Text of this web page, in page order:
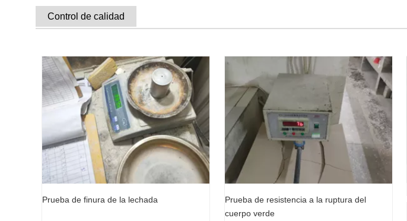
Control de calidad
Prueba de finura de la lechada
Prueba de resistencia a la ruptura del
cuerpo verde